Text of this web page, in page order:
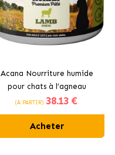
Acana Nourriture humide
pour chats à l’agneau
(À PARTIR) 38.13 €
Acheter